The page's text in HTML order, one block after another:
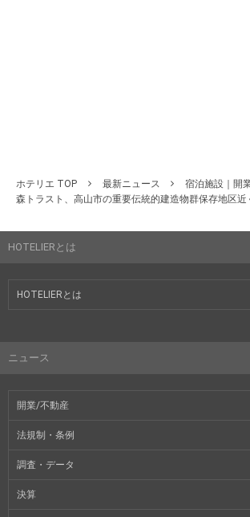
ホテリエ TOP 最新ニュース
宿泊施設｜開
森トラスト、高山市の重要伝統的建造物群保存地区近
HOTELIERとは
HOTELIERとは
ニュース
開業/不動産
法規制・条例
調査・データ
決算